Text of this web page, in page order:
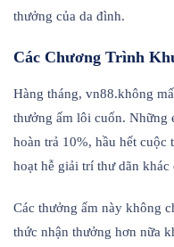
thưởng của da đình.
Các Chương Trình
Hàng tháng, vn88.không
thưởng ấm lôi cuốn. Những
hoàn trả 10%, hầu hết cuộc
hoạt hễ giải trí thư dãn
Các thưởng ấm này không
thức nhận thưởng hơn nữa